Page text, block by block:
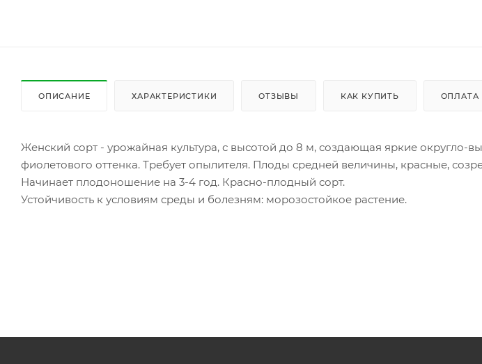
ОПИСАНИЕ ХАРАКТЕРИСТИКИ ОТЗЫВЫ КАК КУПИТЬ ОПЛАТА
Женский сорт - урожайная культура, с высотой до 8 м, создающая яркие округло-
фиолетового оттенка. Требует опылителя. Плоды средней величины, красные,
Начинает плодоношение на 3-4 год. Красно-плодный сорт.
Устойчивость к условиям среды и болезням: морозостойкое растение.